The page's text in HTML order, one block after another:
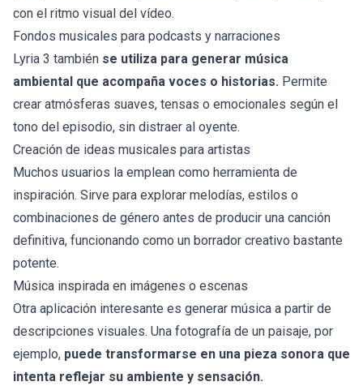
con el ritmo visual del vídeo.
Fondos musicales para podcasts y narraciones
Lyria 3 también se utiliza para generar música
ambiental que acompaña voces o historias. Permite
crear atmósferas suaves, tensas o emocionales según el
tono del episodio, sin distraer al oyente.
Creación de ideas musicales para artistas
Muchos usuarios la emplean como herramienta de
inspiración. Sirve para explorar melodías, estilos o
combinaciones de género antes de producir una canción
definitiva, funcionando como un borrador creativo bastante
potente.
Música inspirada en imágenes o escenas
Otra aplicación interesante es generar música a partir de
descripciones visuales. Una fotografía de un paisaje, por
ejemplo, puede transformarse en una pieza sonora que
intenta reflejar su ambiente y sensación.